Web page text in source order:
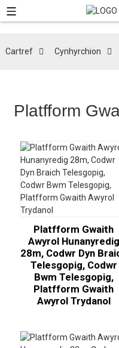
Cartref Cynhyrchion
Platfform
Platfform Gwaith
Awyrol Hunanyredig
28m, Codwr Dyn
Telesgopig, Codwr
Bwm Telesgopig,
Platfform Gwaith
Awyrol Trydanol